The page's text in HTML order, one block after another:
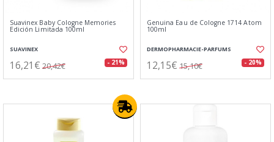
Suavinex Baby Cologne Memories
Edición Limitada 100ml
SUAVINEX
16,21€ 20,42€ - 21%
Genuina Eau de Cologne 1714 Atom
100ml
DERMOPHARMACIE-PARFUMS
12,15€ 15,10€ - 20%